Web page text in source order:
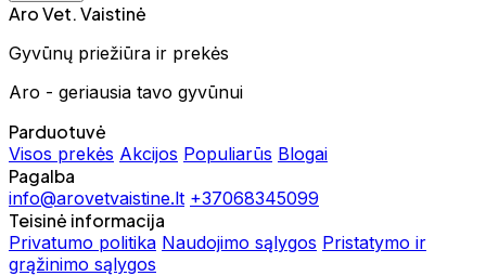
Aro Vet. Vaistinė
Gyvūnų priežiūra ir prekės
Aro - geriausia tavo gyvūnui
Parduotuvė
Visos prekės Akcijos Populiarūs Blogai
Pagalba
info@arovetvaistine.lt +37068345099
Teisinė informacija
Privatumo politika Naudojimo sąlygos Pristatymo ir
grąžinimo sąlygos